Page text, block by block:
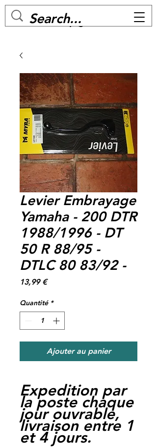
MC BIKE Perpignan
Levier Embrayage
Yamaha - 200 DTR
1988/1996 - DT
50 R 88/95 -
DTLC 80 83/92 -
13,99 €Prix
Quantité *
Ajouter au panier
Expedition par
la poste chaque
jour ouvrable,
livraison entre 1
et 4 jours.